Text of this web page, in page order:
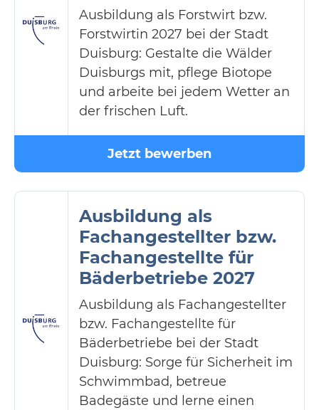
Ausbildung als Forstwirt bzw.
Forstwirtin 2027 bei der Stadt
Duisburg: Gestalte die Wälder
Duisburgs mit, pflege Biotope
und arbeite bei jedem Wetter an
der frischen Luft.
Jetzt bewerben
Ausbildung als
Fachangestellter bzw.
Fachangestellte für
Bäderbetriebe 2027
Ausbildung als Fachangestellter
bzw. Fachangestellte für
Bäderbetriebe bei der Stadt
Duisburg: Sorge für Sicherheit im
Schwimmbad, betreue
Badegäste und lerne einen